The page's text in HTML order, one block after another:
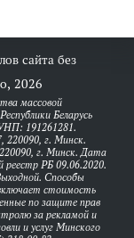
сайта без
2026
массовой
Беларусь
191261281.
220090, г. Минск.
г. Минск. Дата
реестр РБ 09.06.2020.
Способы
стоимость
по защите прав
за рекламой и
и услуг Минского